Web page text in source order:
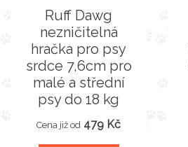
Ruff Dawg
nezničitelná
hračka pro psy
srdce 7,6cm pro
malé a střední
psy do 18 kg
Cena již od 479 Kč